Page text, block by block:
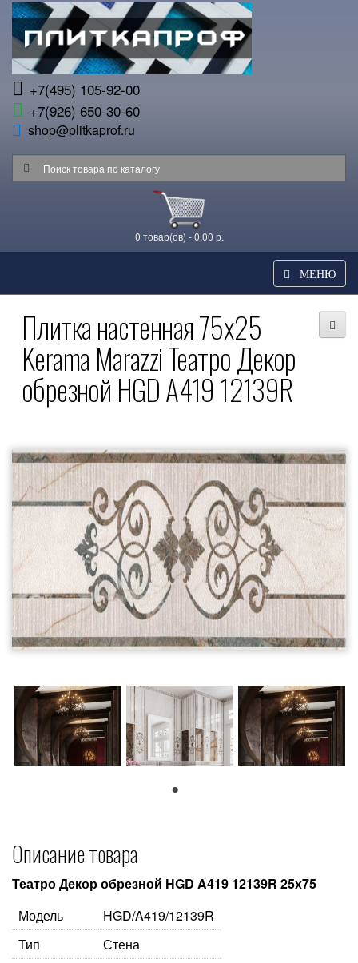
+7(495) 105-92-00
+7(926) 650-30-60
shop@plitkaprof.ru
0 товар(ов) - 0,00 р.
МЕНЮ
Плитка настенная 75x25
Kerama Marazzi Театро Декор
обрезной HGD A419 12139R
Описание товара
Театро Декор обрезной HGD A419 12139R 25х75
Модель
HGD/A419/12139R
Тип
Стена